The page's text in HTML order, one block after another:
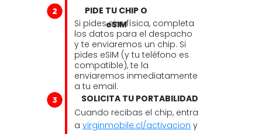
Si pides sim física, completa
los datos para el despacho
y te enviaremos un chip. Si
pides eSIM (y tu teléfono es
compatible), te la
enviaremos inmediatamente
a tu email.
SOLICITA TU PORTABILIDAD
Cuando recibas el chip, entra
a virginmobile.cl/activacion y
PIDE TU CHIP O
eSIM